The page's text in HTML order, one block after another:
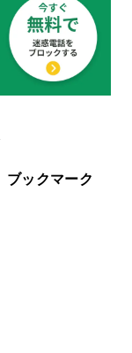
ブックマーク